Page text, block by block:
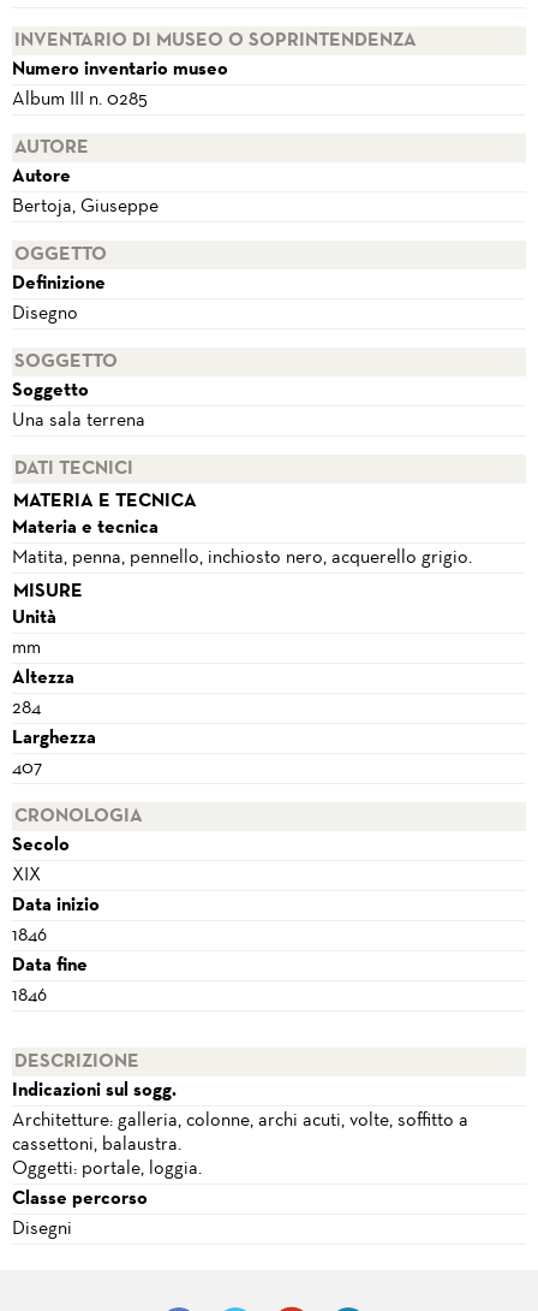
INVENTARIO DI MUSEO O SOPRINTENDENZA
Numero inventario museo
Album III n. 0285
AUTORE
Autore
Bertoja, Giuseppe
OGGETTO
Definizione
Disegno
SOGGETTO
Soggetto
Una sala terrena
DATI TECNICI
MATERIA E TECNICA
Materia e tecnica
Matita, penna, pennello, inchiosto nero, acquerello grigio.
MISURE
Unità
mm
Altezza
284
Larghezza
407
CRONOLOGIA
Secolo
XIX
Data inizio
1846
Data fine
1846
DESCRIZIONE
Indicazioni sul sogg.
Architetture: galleria, colonne, archi acuti, volte, soffitto a
cassettoni, balaustra.
Oggetti: portale, loggia.
Classe percorso
Disegni